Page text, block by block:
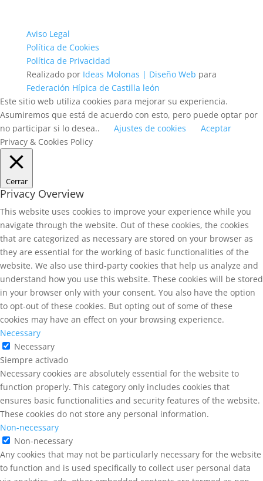
Aviso Legal
Política de Cookies
Política de Privacidad
Realizado por Ideas Molonas | Diseño Web para
Federación Hípica de Castilla león
Este sitio web utiliza cookies para mejorar su experiencia.
Asumiremos que está de acuerdo con esto, pero puede optar por
no participar si lo desea..
Ajustes de cookies
Aceptar
Privacy & Cookies Policy
Cerrar
Privacy Overview
This website uses cookies to improve your experience while you
navigate through the website. Out of these cookies, the cookies
that are categorized as necessary are stored on your browser as
they are essential for the working of basic functionalities of the
website. We also use third-party cookies that help us analyze and
understand how you use this website. These cookies will be stored
in your browser only with your consent. You also have the option
to opt-out of these cookies. But opting out of some of these
cookies may have an effect on your browsing experience.
Necessary
Necessary
Siempre activado
Necessary cookies are absolutely essential for the website to
function properly. This category only includes cookies that
ensures basic functionalities and security features of the website.
These cookies do not store any personal information.
Non-necessary
Non-necessary
Any cookies that may not be particularly necessary for the website
to function and is used specifically to collect user personal data